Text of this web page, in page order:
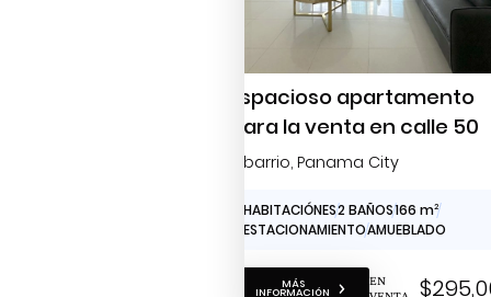
Espacioso apartamento
para la venta en calle 50
Obarrio, Panama City
3 HABITACIÓNES2 BAÑOS166 m2
2 ESTACIONAMIENTOAMUEBLADO
MÁS
INFORMACIÓN
EN